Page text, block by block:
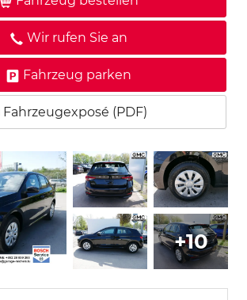
Wir rufen Sie an
Fahrzeug parken
Fahrzeugexposé (PDF)
+10